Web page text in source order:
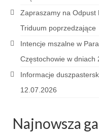
Galeria
Niedziela
Wielki
Wielka
Zapraszamy na Odpust
Triduum poprzedzające
Intencje mszalne w
Częstochowie w dniach
Informacje
12.07.2026
Najnowsza